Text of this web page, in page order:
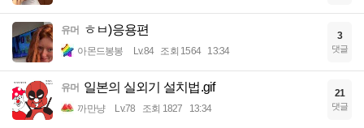
유머 ㅎㅂ)응용편
아몬드봉봉 Lv.84 조회 1564 13:34
3
댓글
유머 일본의 실외기 설치법.gif
까만냥 Lv.78 조회 1827 13:34
21
댓글